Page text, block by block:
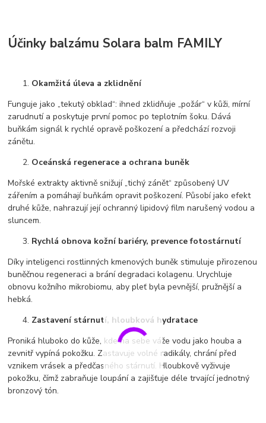
Účinky balzámu Solara balm FAMILY
Okamžitá úleva a zklidnění
Funguje jako „tekutý obklad“: ihned zklidňuje „požár“ v kůži, mírní
zarudnutí a poskytuje první pomoc po teplotním šoku. Dává
buňkám signál k rychlé opravě poškození a předchází rozvoji
zánětu.
Oceánská regenerace a ochrana buněk
Mořské extrakty aktivně snižují „tichý zánět“ způsobený UV
zářením a pomáhají buňkám opravit poškození. Působí jako efekt
druhé kůže, nahrazují její ochranný lipidový film narušený vodou a
sluncem.
Rychlá obnova kožní bariéry, prevence fotostárnutí
Díky inteligenci rostlinných kmenových buněk stimuluje přirozenou
buněčnou regeneraci a brání degradaci kolagenu. Urychluje
obnovu kožního mikrobiomu, aby pleť byla pevnější, pružnější a
hebká.
Zastavení stárnutí, hloubková hydratace
Proniká hluboko do kůže, kde na sebe váže vodu jako houba a
zevnitř vypíná pokožku. Zastavuje volné radikály, chrání před
vznikem vrásek a předčasného stárnutí. Hloubkově vyživuje
pokožku, čímž zabraňuje loupání a zajišťuje déle trvající jednotný
bronzový tón.